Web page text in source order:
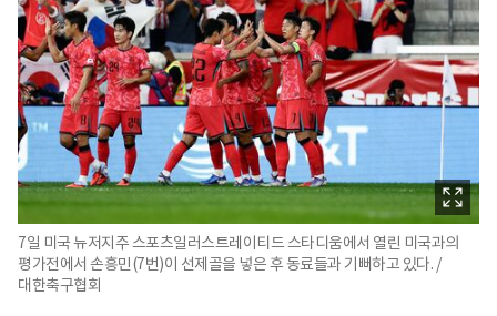
7일 미국 뉴저지주 스포츠일러스트레이티드 스타디움에서 열린 미국과의
평가전에서 손흥민(7번)이 선제골을 넣은 후 동료들과 기뻐하고 있다. /
대한축구협회